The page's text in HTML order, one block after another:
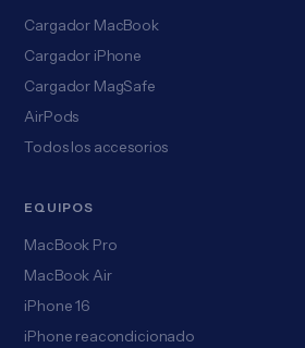
Cargador MacBook
Cargador iPhone
Cargador MagSafe
AirPods
Todos los accesorios
EQUIPOS
MacBook Pro
MacBook Air
iPhone 16
iPhone reacondicionado